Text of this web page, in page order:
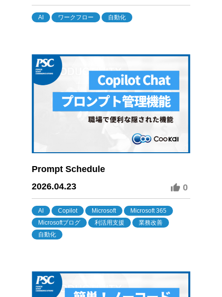
AI ワークフロー 自動化
Prompt Schedule
2026.04.23
0
AI Copilot Microsoft
Microsoft 365
Microsoftブログ
利活用支援
業務改善
自動化